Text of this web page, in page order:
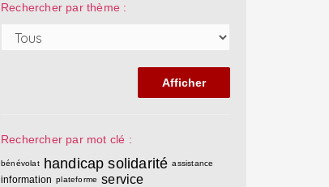
Rechercher par thème :
Rechercher par mot clé :
bénévolat handicap solidarité assistance
information plateforme service